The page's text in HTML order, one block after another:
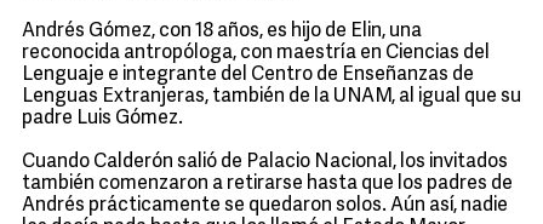
Andrés Gómez, con 18 años, es hijo de Elin, una
reconocida antropóloga, con maestría en Ciencias del
Lenguaje e integrante del Centro de Enseñanzas de
Lenguas Extranjeras, también de la UNAM, al igual que su
padre Luis Gómez.
Cuando Calderón salió de Palacio Nacional, los invitados
también comenzaron a retirarse hasta que los padres de
Andrés prácticamente se quedaron solos. Aún así, nadie